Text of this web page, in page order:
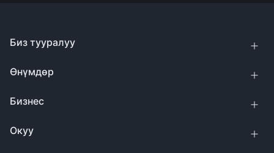
Биз тууралуу
Өнүмдөр
Бизнес
Окуу